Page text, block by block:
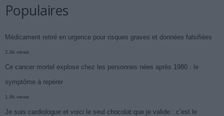
Populaires
Médicament retiré en urgence pour risques graves et données falsifiées
2.9k views
Ce cancer mortel explose chez les personnes nées après 1980 : le
symptôme à repérer
1.9k views
Je suis cardiologue et voici le seul chocolat que je valide : c’est le